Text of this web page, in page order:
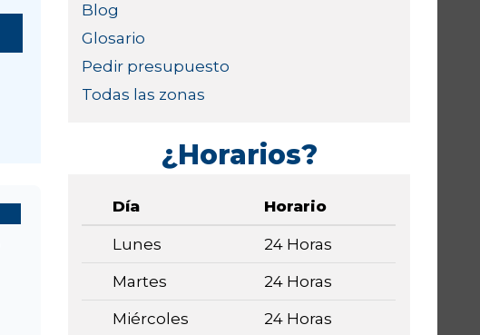
Blog
Glosario
Pedir presupuesto
Todas las zonas
¿Horarios?
Día Horario
Lunes 24 Horas
Martes 24 Horas
Miércoles 24 Horas